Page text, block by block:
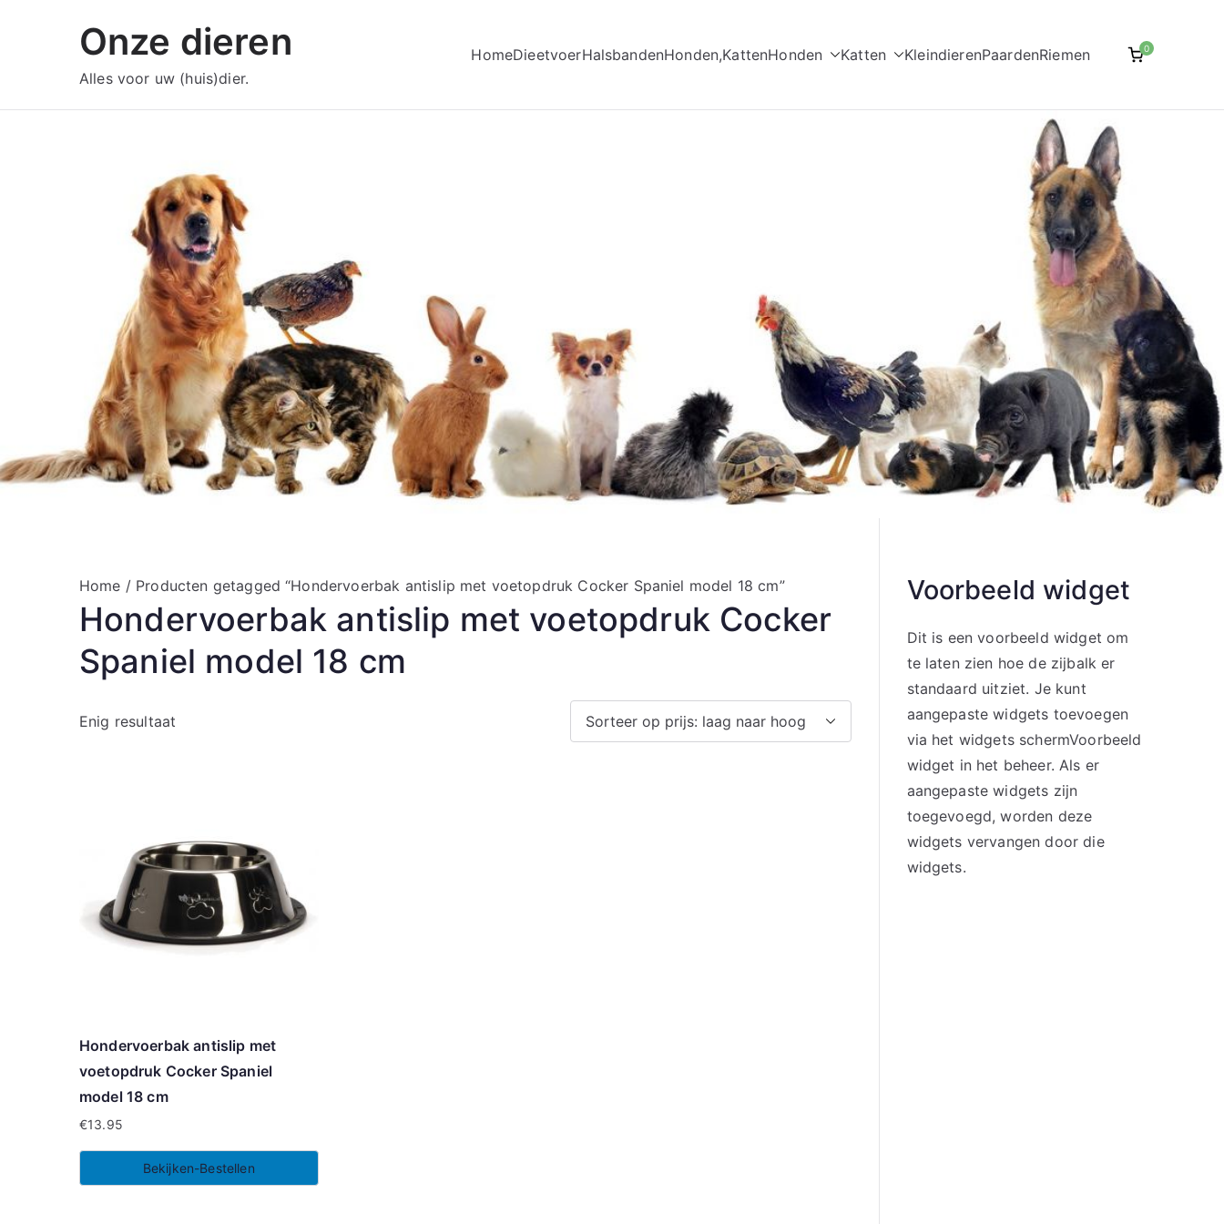
Onze dieren
Alles voor uw (huis)dier.
HomeDieetvoerHalsbandenHonden,KattenHonden Katten KleindierenPaardenRiemen 0
Home / Producten getagged “Hondervoerbak antislip met voetopdruk Cocker Spaniel model 18 cm”
Hondervoerbak antislip met voetopdruk Cocker
Spaniel model 18 cm
Enig resultaat
Hondervoerbak antislip met
voetopdruk Cocker Spaniel
model 18 cm
€13.95
Bekijken-Bestellen
Voorbeeld widget
Dit is een voorbeeld widget om
te laten zien hoe de zijbalk er
standaard uitziet. Je kunt
aangepaste widgets toevoegen
via het widgets schermVoorbeeld
widget in het beheer. Als er
aangepaste widgets zijn
toegevoegd, worden deze
widgets vervangen door die
widgets.